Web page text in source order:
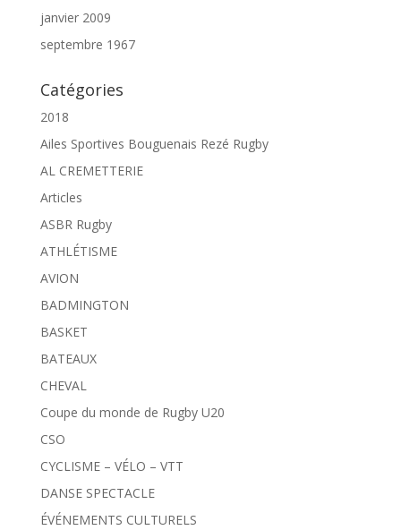
janvier 2009
septembre 1967
Catégories
2018
Ailes Sportives Bouguenais Rezé Rugby
AL CREMETTERIE
Articles
ASBR Rugby
ATHLÉTISME
AVION
BADMINGTON
BASKET
BATEAUX
CHEVAL
Coupe du monde de Rugby U20
CSO
CYCLISME – VÉLO – VTT
DANSE SPECTACLE
ÉVÉNEMENTS CULTURELS